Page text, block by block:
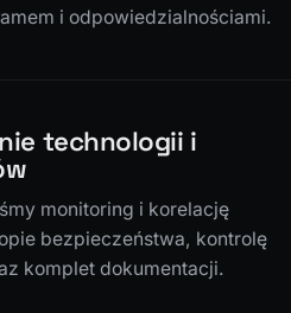
i odpowiedzialnościami.
technologii i
monitoring i korelację
bezpieczeństwa, kontrolę
komplet dokumentacji.